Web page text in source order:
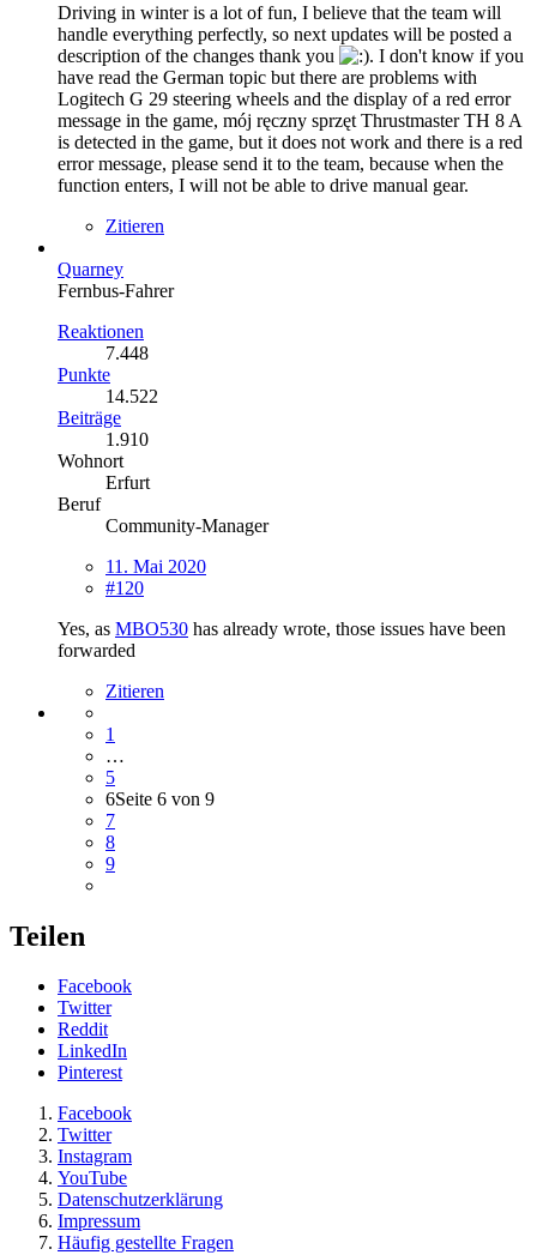
Driving in winter is a lot of fun, I believe that the team will
handle everything perfectly, so next updates will be posted a
description of the changes thank you
. I don't know if you
have read the German topic but there are problems with
Logitech G 29 steering wheels and the display of a red error
message in the game, mój ręczny sprzęt Thrustmaster TH 8 A
is detected in the game, but it does not work and there is a red
error message, please send it to the team, because when the
function enters, I will not be able to drive manual gear.
Zitieren
Quarney
Fernbus-Fahrer
Reaktionen
7.448
Punkte
14.522
Beiträge
1.910
Wohnort
Erfurt
Beruf
Community-Manager
11. Mai 2020
#120
Yes, as MBO530 has already wrote, those issues have been
forwarded
Zitieren
1
…
5
6Seite 6 von 9
7
8
9
Teilen
Facebook
Twitter
Reddit
LinkedIn
Pinterest
Facebook
Twitter
Instagram
YouTube
Datenschutzerklärung
Impressum
Häufig gestellte Fragen